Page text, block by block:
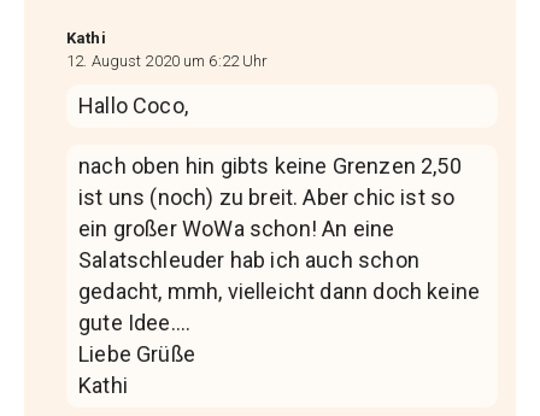
Kathi
12. August 2020 um 6:22 Uhr
Hallo Coco,
nach oben hin gibts keine Grenzen 2,50
ist uns (noch) zu breit. Aber chic ist so
ein großer WoWa schon! An eine
Salatschleuder hab ich auch schon
gedacht, mmh, vielleicht dann doch keine
gute Idee….
Liebe Grüße
Kathi